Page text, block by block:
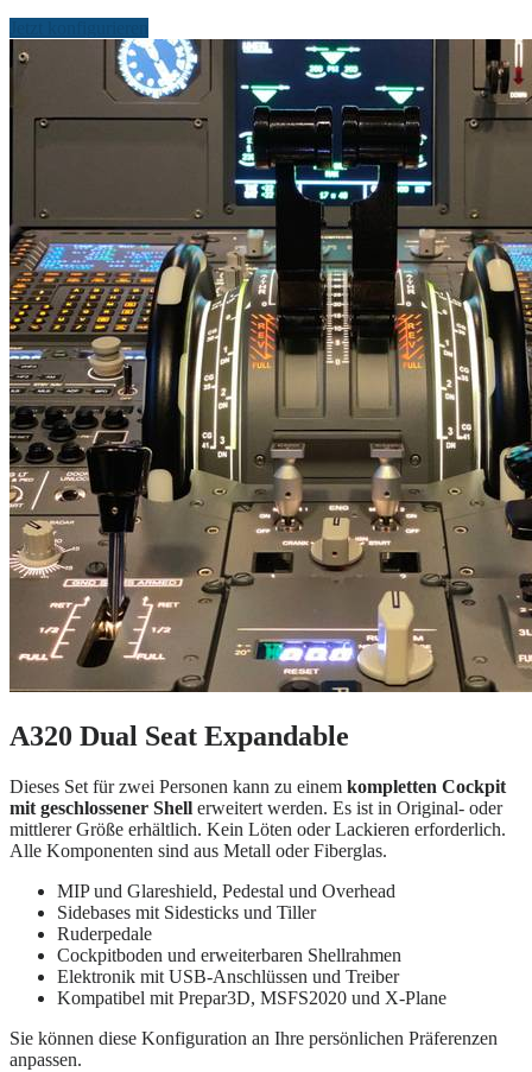
A320 Dual Seat Expandable
Dieses Set für zwei Personen kann zu einem kompletten Cockpit
mit geschlossener Shell erweitert werden. Es ist in Original- oder
mittlerer Größe erhältlich. Kein Löten oder Lackieren erforderlich.
Alle Komponenten sind aus Metall oder Fiberglas.
MIP und Glareshield, Pedestal und Overhead
Sidebases mit Sidesticks und Tiller
Ruderpedale
Cockpitboden und erweiterbaren Shellrahmen
Elektronik mit USB-Anschlüssen und Treiber
Kompatibel mit Prepar3D, MSFS2020 und X-Plane
Sie können diese Konfiguration an Ihre persönlichen Präferenzen
anpassen.